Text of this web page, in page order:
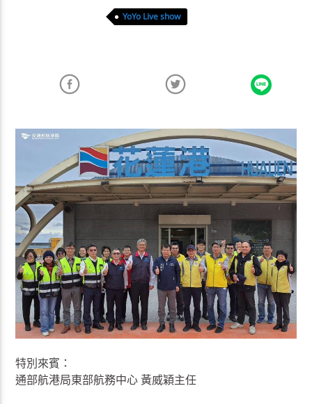
YoYo Live show
特別來賓：
通部航港局東部航務中心 黃威穎主任